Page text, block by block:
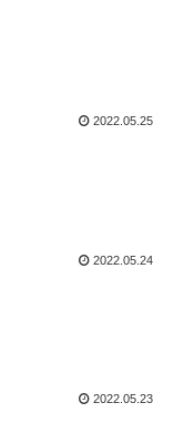
2022.05.25
2022.05.24
2022.05.23